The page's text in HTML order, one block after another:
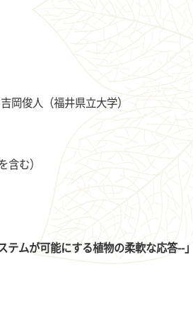
岡俊人（福井県立大学）
む）
テムが可能にする植物の柔軟な応答